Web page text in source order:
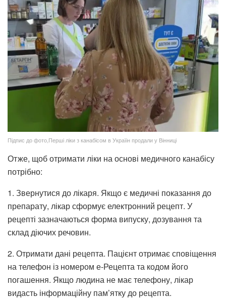
Підпис до фото,Перші ліки з канабісом в Україін продали у Вінниці
Отже, щоб отримати ліки на основі медичного канабісу
потрібно:
1. Звернутися до лікаря. Якщо є медичні показання до
препарату, лікар сформує електронний рецепт. У
рецепті зазначаються форма випуску, дозування та
склад діючих речовин.
2. Отримати дані рецепта. Пацієнт отримає сповіщення
на телефон із номером е-Рецепта та кодом його
погашення. Якщо людина не має телефону, лікар
видасть інформаційну пам’ятку до рецепта.